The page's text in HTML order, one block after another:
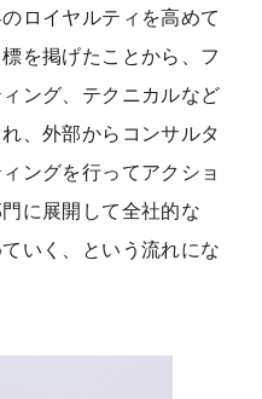
ロイヤルティを高めて
を掲げたことから、フ
ング、テクニカルなど
、外部からコンサルタ
ングを行ってアクショ
に展開して全社的な
いく、という流れにな